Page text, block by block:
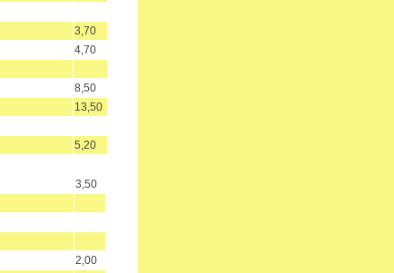
3,70
4,70
8,50
13,50
5,20
3,50
2,00